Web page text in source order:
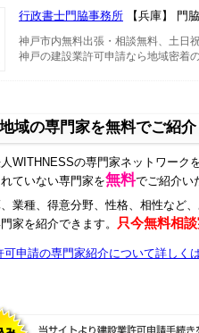
行政書士門脇事務所 【兵庫】 門
神戸市内無料出張・相談無料、土日
神戸の建設業許可申請なら地域密着
域の専門家を無料でご紹介
WITHNESSの専門家ネットワーク
ていない専門家を無料でご紹介い
業種、得意分野、性格、相性など
家を紹介できます。
只今無料相
可申請の専門家紹介について詳しく